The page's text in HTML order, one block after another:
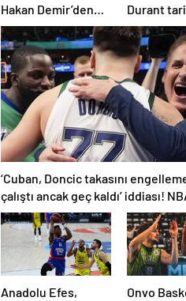
Hakan Demir’den
Alperen Şengün’e
övgü
Durant
‘Cuban, Doncic takasını
çalıştı ancak geç kaldı’ iddiası!
Haberleri
Anadolu Efes,
Onvo